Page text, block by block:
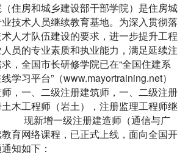
住房和城乡建设部干部学院）是住房城
技术人员继续教育基地。为深入贯彻落
人才队伍建设的要求，进一步提升工程
员的专业素质和执业能力，满足延续注
，全国市长研修学院已在“全国住建系
学习平台”（www.mayortraining.net）
，一、二级注册建筑师，一、二级注册
木工程师（岩土），注册监理工程师继
现新增一级注册建造师（通信与广
育网络课程，已正式上线，面向全国开
通知如下：